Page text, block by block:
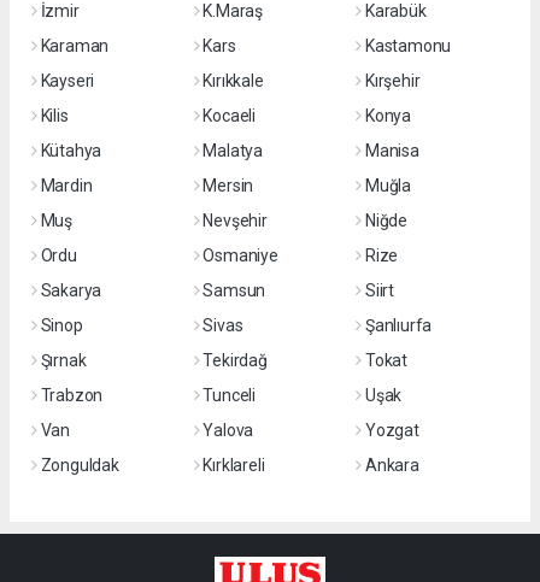
İzmir
K.Maraş
Karabük
Karaman
Kars
Kastamonu
Kayseri
Kırıkkale
Kırşehir
Kilis
Kocaeli
Konya
Kütahya
Malatya
Manisa
Mardin
Mersin
Muğla
Muş
Nevşehir
Niğde
Ordu
Osmaniye
Rize
Sakarya
Samsun
Siirt
Sinop
Sivas
Şanlıurfa
Şırnak
Tekirdağ
Tokat
Trabzon
Tunceli
Uşak
Van
Yalova
Yozgat
Zonguldak
Kırklareli Ankara